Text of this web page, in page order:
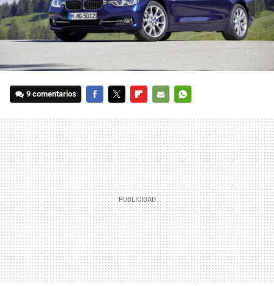
9 comentarios
MAIL